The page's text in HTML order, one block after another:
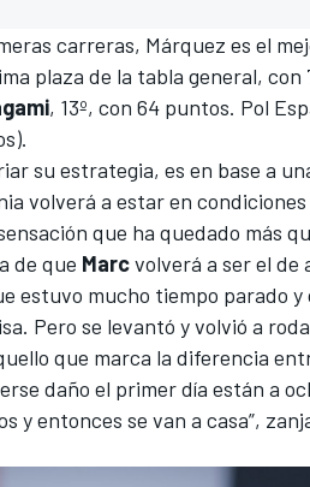
carreras, Márquez es el
plaza de la tabla general, con
, 13º, con 64 puntos. Pol
su estrategia, es en base a
volverá a estar en
que ha quedado más
de que Marcvolverá a ser el de
estuvo mucho tiempo parado
Pero se levantó y volvió a
que marca la diferencia
daño el primer día están a
y entonces se van a casa”,